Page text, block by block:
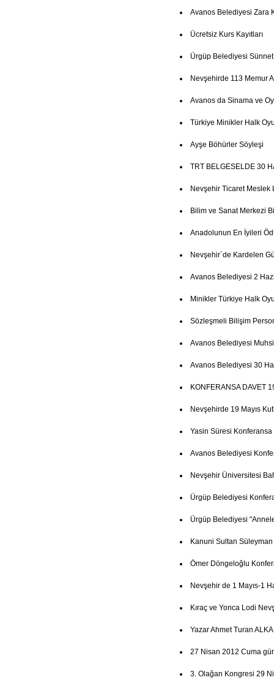
Avanos Belediyesi Zara
Ücretsiz Kurs Kayıtları
Ürgüp Belediyesi
Nevşehirde 113 Memur
Avanos da Sinama ve
Türkiye Minikler Halk
Ayşe Böhürler Söyleşi
TRT BELGESELDE 30
Nevşehir Ticaret Meslek
Bilim ve Sanat Merkezi
Anadolunun En İyileri
Nevşehir´de Kardelen
Avanos Belediyesi 2
Minikler Türkiye Halk
Sözleşmeli Bilişim
Avanos Belediyesi
Avanos Belediyesi 30
KONFERANSA DAVET
Nevşehirde 19 Mayıs
Yasin Süresi Konferansa
Avanos Belediyesi
Nevşehir Üniversitesi
Ürgüp Belediyesi
Ürgüp Belediyesi
Kanuni Sultan
Ömer Döngeloğlu
Nevşehir de 1 Mayıs-1
Kıraç ve Yonca Lodi
Yazar Ahmet Turan
27 Nisan 2012 Cuma
3. Olağan Kongresi 29